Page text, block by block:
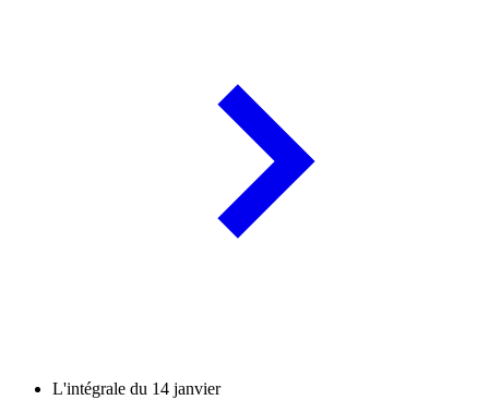
L'intégrale du 14 janvier